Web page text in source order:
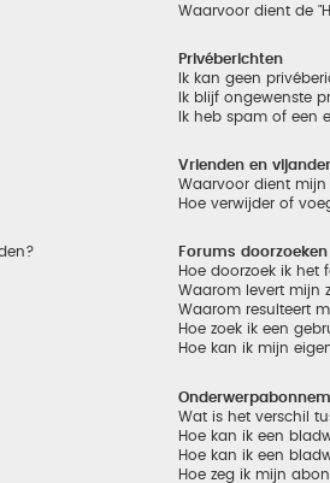
Waarvoor dient de
Privéberichten
Ik kan geen
Ik blijf ongewenste
Ik heb spam of
Vrienden en
Waarvoor dient
Hoe verwijder of
Forums doorzoeken
Hoe doorzoek ik het
Waarom levert mijn
Waarom resulteert
Hoe zoek ik een
Hoe kan ik mijn
Wat is het verschil
Hoe kan ik een
Hoe kan ik een
Hoe zeg ik mijn